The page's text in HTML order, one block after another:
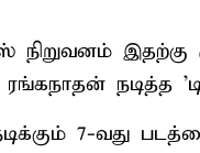
நிறுவனம் இதற்கு
நடித்த
7-வது